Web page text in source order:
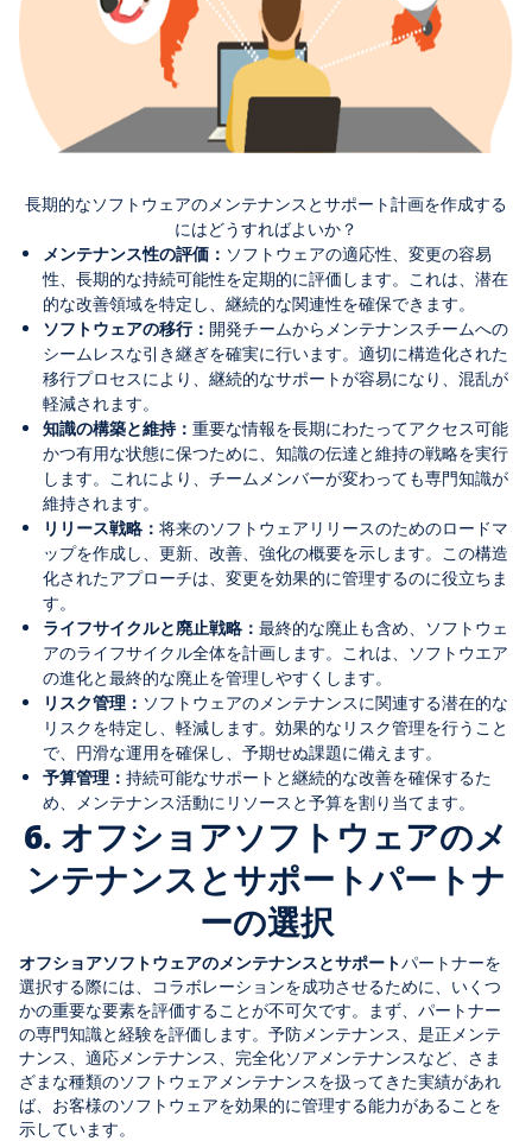
長期的なソフトウェアのメンテナンスとサポート計画を作成する
にはどうすればよいか？
メンテナンス性の評価： ソフトウェアの適応性、変更の容易
性、長期的な持続可能性を定期的に評価します。これは、潜在
的な改善領域を特定し、継続的な関連性を確保できます。
ソフトウェアの移行： 開発チームからメンテナンスチームへの
シームレスな引き継ぎを確実に行います。適切に構造化された
移行プロセスにより、継続的なサポートが容易になり、混乱が
軽減されます。
知識の構築と維持： 重要な情報を長期にわたってアクセス可能
かつ有用な状態に保つために、知識の伝達と維持の戦略を実行
します。これにより、チームメンバーが変わっても専門知識が
維持されます。
リリース戦略： 将来のソフトウェアリリースのためのロードマ
ップを作成し、更新、改善、強化の概要を示します。この構造
化されたアプローチは、変更を効果的に管理するのに役立ちま
す。
ライフサイクルと廃止戦略： 最終的な廃止も含め、ソフトウェ
アのライフサイクル全体を計画します。これは、ソフトウエア
の進化と最終的な廃止を管理しやすくします。
リスク管理： ソフトウェアのメンテナンスに関連する潜在的な
リスクを特定し、軽減します。効果的なリスク管理を行うこと
で、円滑な運用を確保し、予期せぬ課題に備えます。
予算管理： 持続可能なサポートと継続的な改善を確保するた
め、メンテナンス活動にリソースと予算を割り当てます。
6. オフショアソフトウェアのメ
ンテナンスとサポートパートナ
ーの選択
オフショアソフトウェアのメンテナンスとサポートパートナーを
選択する際には、コラボレーションを成功させるために、いくつ
かの重要な要素を評価することが不可欠です。まず、パートナー
の専門知識と経験を評価します。予防メンテナンス、是正メンテ
ナンス、適応メンテナンス、完全化ソアメンテナンスなど、さま
ざまな種類のソフトウェアメンテナンスを扱ってきた実績があれ
ば、お客様のソフトウェアを効果的に管理する能力があることを
示しています。